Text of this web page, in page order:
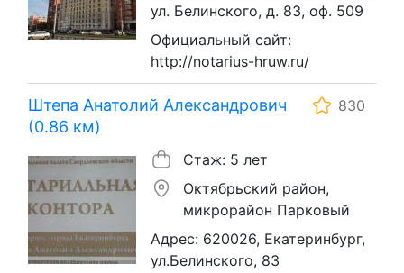
ул. Белинского, д. 83, оф. 509
Официальный сайт:
http://notarius-hruw.ru/
Штепа Анатолий Александрович
(0.86 км)
830
Стаж: 5 лет
Октябрьский район,
микрорайон Парковый
Адрес: 620026, Екатеринбург,
ул.Белинского, 83